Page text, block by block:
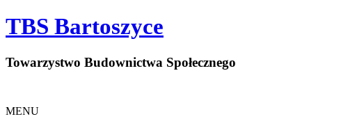
TBS Bartoszyce
Towarzystwo Budownictwa Społecznego
MENU